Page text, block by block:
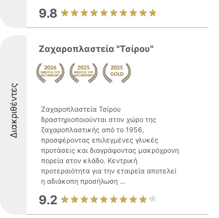
9.8
Διακριθέντες
Ζαχαροπλαστεία "Τσίρου"
Ζαχαροπλαστεία Τσίρου
δραστηριοποιούνται στον χώρο της
ζαχαροπλαστικής από το 1956,
προσφέροντας επιλεγμένες γλυκές
προτάσεις και διαγράφοντας μακρόχρονη
πορεία στον κλάδο. Κεντρική
προτεραιότητα για την εταιρεία αποτελεί
η αδιάκοπη προσήλωση ...
9.2